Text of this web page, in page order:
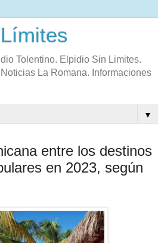
Tolentino. Elpidio Sin Limites.
La Romana. Informaciones
▼
entre los destinos
en 2023, según